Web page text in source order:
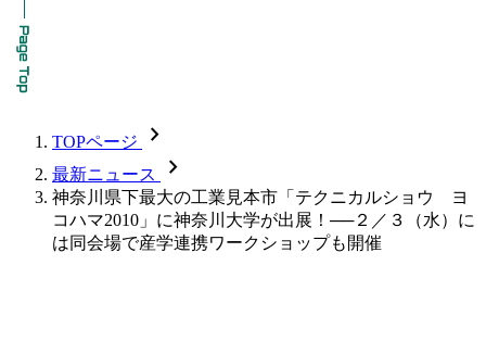
TOPページ chevron_forward
最新ニュース chevron_forward
神奈川県下最大の工業見本市「テクニカルショウ ヨ
コハマ2010」に神奈川大学が出展！──２／３（水）に
は同会場で産学連携ワークショップも開催